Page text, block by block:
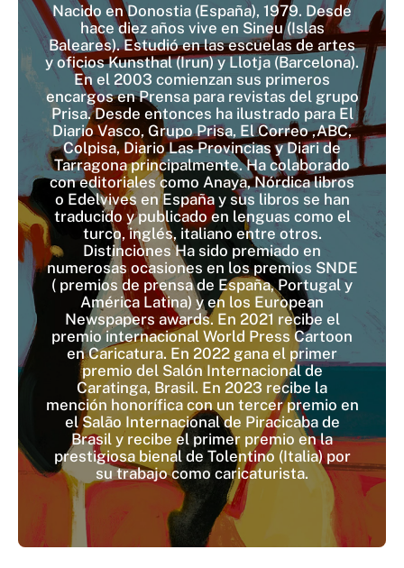
Nacido en Donostia (España), 1979. Desde
hace diez años vive en Sineu (Islas
Baleares). Estudió en las escuelas de artes
y oficios Kunsthal (Irun) y Llotja (Barcelona).
En el 2003 comienzan sus primeros
encargos en Prensa para revistas del grupo
Prisa. Desde entonces ha ilustrado para El
Diario Vasco, Grupo Prisa, El Correo ,ABC,
Colpisa, Diario Las Provincias y Diari de
Tarragona principalmente. Ha colaborado
con editoriales como Anaya, Nórdica libros
o Edelvives en España y sus libros se han
traducido y publicado en lenguas como el
turco, inglés, italiano entre otros.
Distinciones Ha sido premiado en
numerosas ocasiones en los premios SNDE
( premios de prensa de España, Portugal y
América Latina) y en los European
Newspapers awards. En 2021 recibe el
premio internacional World Press Cartoon
en Caricatura. En 2022 gana el primer
premio del Salón Internacional de
Caratinga, Brasil. En 2023 recibe la
mención honorífica con un tercer premio en
el Salão Internacional de Piracicaba de
Brasil y recibe el primer premio en la
prestigiosa bienal de Tolentino (Italia) por
su trabajo como caricaturista.